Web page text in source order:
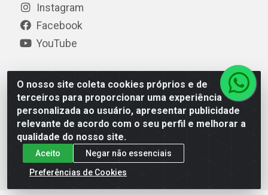
O nosso site coleta cookies próprios e de
terceiros para proporcionar uma experiência
personalizada ao usuário, apresentar publicidade
relevante de acordo com o seu perfil e melhorar a
qualidade do nosso site.
Aceito
Negar não essenciais
Preferências de Cookies
Instagram
Facebook
YouTube
Distac Distribuidora - Av. Durval de Góes Monteiro, 7049
- Jardim Petrópolis - Maceió/AL - CEP 57061-000 - CNPJ
08.072.649/0001-20